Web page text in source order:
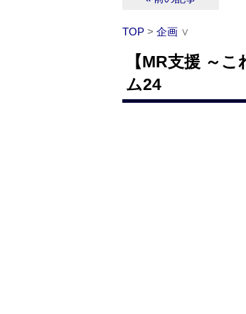
TOP > 企画 ∨
【MR支援 ～
ム24